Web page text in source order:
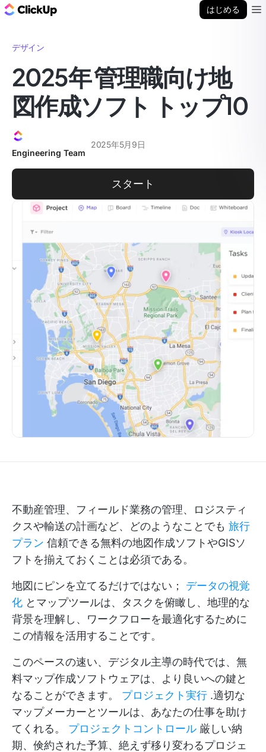
はじめる
デザイン
2025年 管理職向け地
図作成ソフト トップ10
Engineering Team
2025年5月9日
スタート
不動産管理、フィールド業務の管理、ロジスティ
クスや輸送の計画など、どのようなことでも 旅行
プラン 信頼できる無料の地図作成ソフトやGISソ
フトを揃えておくことは必須である。
地図にピンを立てるだけではない； データの視覚
化 とマップツールは、タスクを俯瞰し、地理的な
背景を理解し、ワークフローを最適化するために
この情報を活用することです。
このペースの速い、デジタル主導の時代では、無
料マップ作成ソフトウェアは、より良いへの鍵と
なることができます。 プロジェクト実行 .適切な
マップメーカーとツールは、あなたの仕事を助け
てくれる。 プロジェクトコントロール 厳しい納
期、倹約された予算、絶えず移り変わるプロジェ